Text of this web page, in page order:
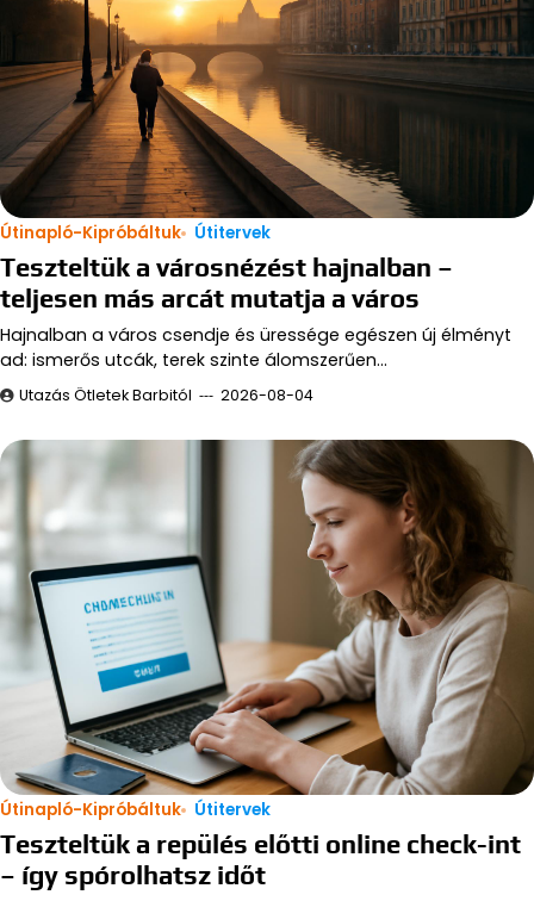
Útinapló-Kipróbáltuk Útitervek
Teszteltük a városnézést hajnalban –
teljesen más arcát mutatja a város
Hajnalban a város csendje és üressége egészen új élményt
ad: ismerős utcák, terek szinte álomszerűen…
Utazás Ötletek Barbitól 2026-08-04
Útinapló-Kipróbáltuk Útitervek
Teszteltük a repülés előtti online check-int
– így spórolhatsz időt